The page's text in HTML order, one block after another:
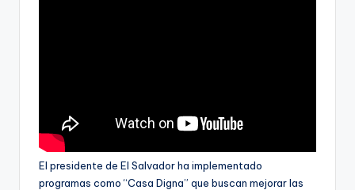
El presidente de El Salvador ha implementado
programas como “Casa Digna” que buscan mejorar las